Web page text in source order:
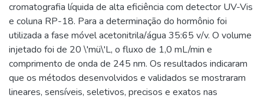
cromatografia líquida de alta eficiência com detector UV-Vis
e coluna RP-18. Para a determinação do hormônio foi
utilizada a fase móvel acetonitrila/água 35:65 v/v. O volume
injetado foi de 20 \'mü\'L, o fluxo de 1,0 mL/min e
comprimento de onda de 245 nm. Os resultados indicaram
que os métodos desenvolvidos e validados se mostraram
lineares, sensíveis, seletivos, precisos e exatos nas